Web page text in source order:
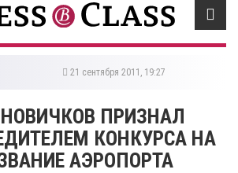
21 сентября 2011, 19:27
ПРИЗНАЛ
КОНКУРСА НА
АЭРОПОРТА